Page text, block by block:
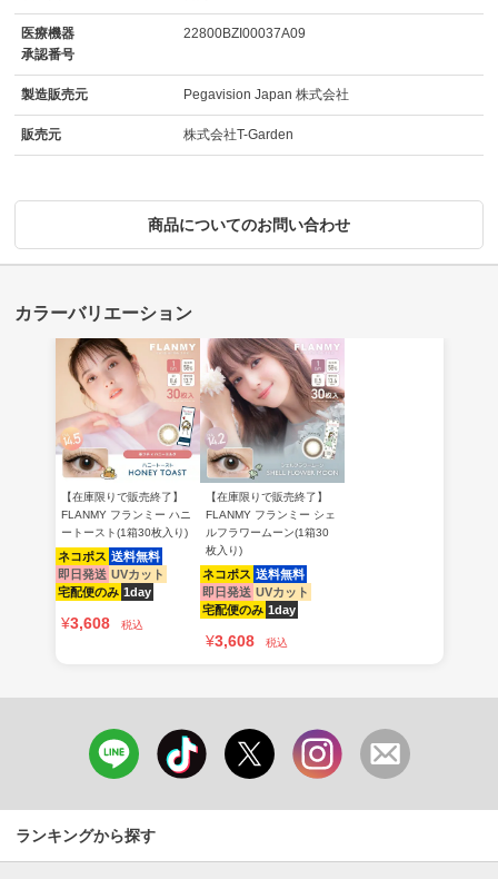
医療機器
承認番号
22800BZI00037A09
製造販売元 Pegavision Japan 株式会社
販売元 株式会社T-Garden
商品についてのお問い合わせ
【在庫限りで販売終了】
FLANMY フランミー ハニ
ートースト(1箱30枚入り)
ネコポス 送料無料
即日発送 UVカット
宅配便のみ 1day
¥3,608 税込
【在庫限りで販売終了】
FLANMY フランミー シェ
ルフラワームーン(1箱30
枚入り)
ネコポス 送料無料
即日発送 UVカット
宅配便のみ 1day
¥3,608 税込
ランキングから探す